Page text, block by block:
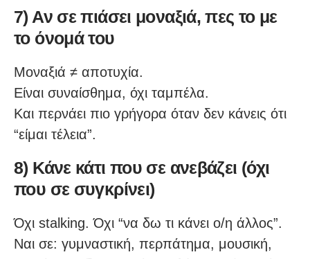
7) Αν σε πιάσει μοναξιά, πες το με
το όνομά του
Μοναξιά ≠ αποτυχία.
Είναι συναίσθημα, όχι ταμπέλα.
Και περνάει πιο γρήγορα όταν δεν κάνεις ότι
“είμαι τέλεια”.
8) Κάνε κάτι που σε ανεβάζει (όχι
που σε συγκρίνει)
Όχι stalking. Όχι “να δω τι κάνει ο/η άλλος”.
Ναι σε: γυμναστική, περπάτημα, μουσική,